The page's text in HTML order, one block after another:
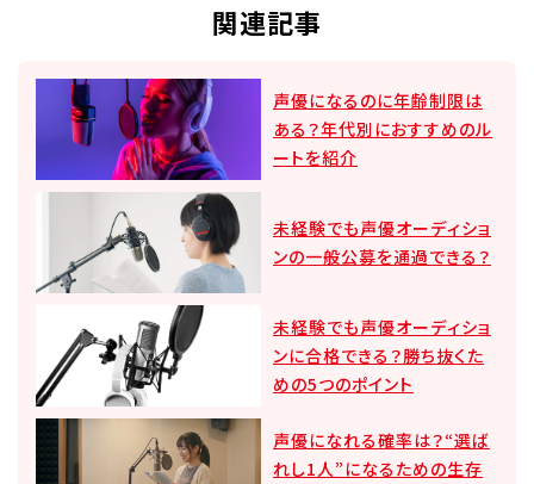
関連記事
声優になるのに年齢制限は
ある？年代別におすすめのル
ートを紹介
未経験でも声優オーディショ
ンの一般公募を通過できる？
未経験でも声優オーディショ
ンに合格できる？勝ち抜くた
めの5つのポイント
声優になれる確率は？“選ば
れし1人”になるための生存